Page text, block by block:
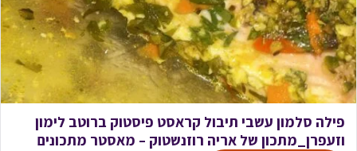
פילה סלמון עשבי תיבול קראסט פיסטוק ברוטב לימון
וזעפרן_מתכון של אריה רוזנשטוק – מאסטר מתכונים